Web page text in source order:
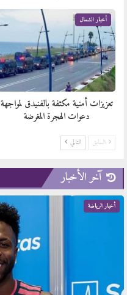
أخبار الشمال
تعزيزات أمنية مكثفة بالفنيدق لمواجهة
دعوات الهجرة المغرضة
السابق التالي
آخر الأخبار
أخبار الرياضة